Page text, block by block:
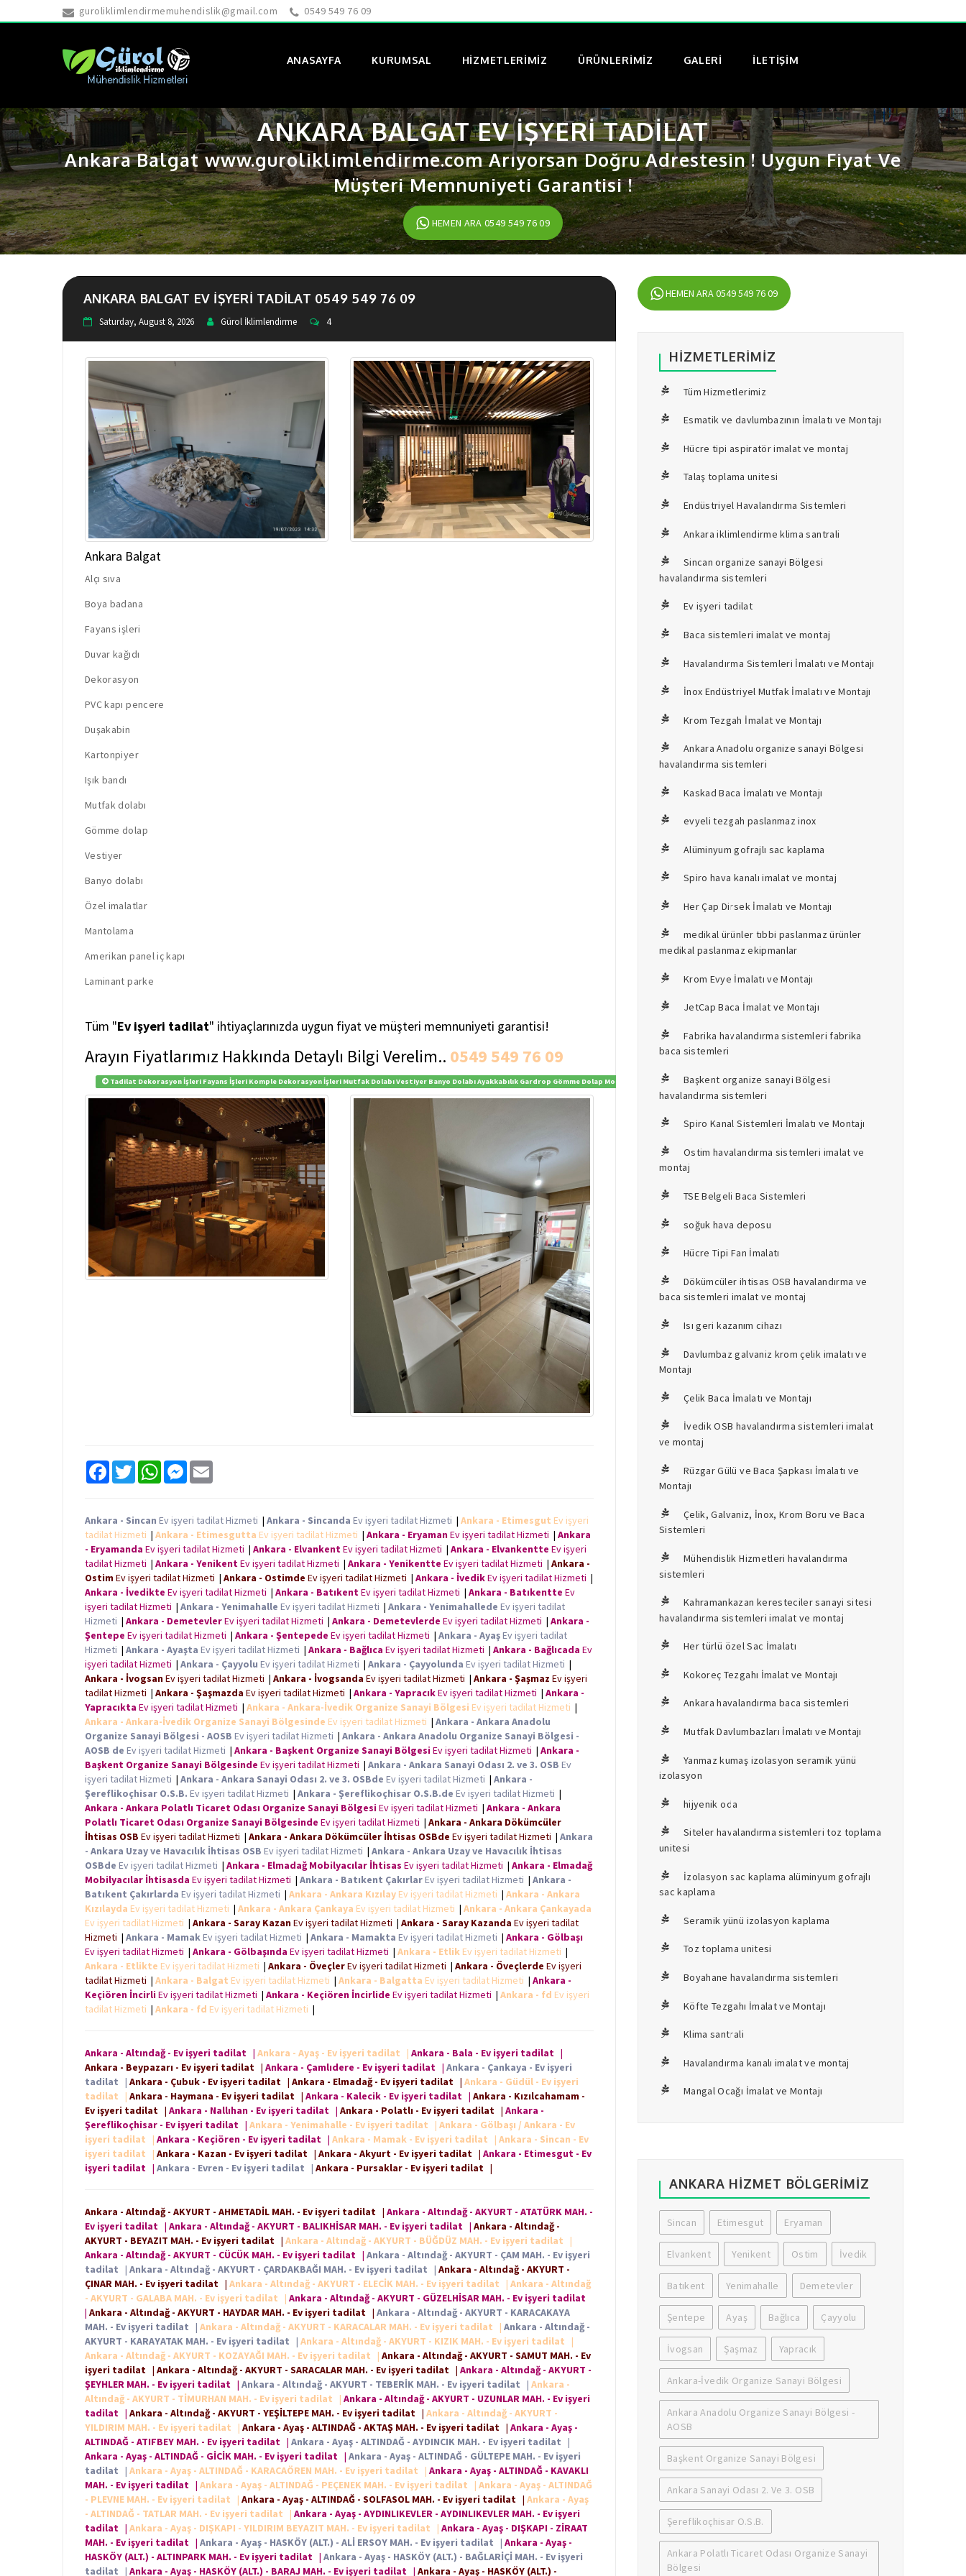
guroliklimlendirmemuhendislik@gmail.com 0549 549 76 09
ANASAYFA KURUMSAL HIZMETLERIMIZ ÜRÜNLERIMIZ GALERI İLETİŞİM
ANKARA BALGAT EV IŞYERI TADILAT
Ankara Balgat www.guroliklimlendirme.com Arıyorsan Doğru Adrestesin ! Uygun Fiyat Ve
Müşteri Memnuniyeti Garantisi !
HEMEN ARA 0549 549 76 09
ANKARA BALGAT EV IŞYERI TADILAT 0549 549 76 09
Saturday, August 8, 2026 Gürol İklimlendirme 4
Ankara Balgat
Alçı sıva
Boya badana
Fayans işleri
Duvar kağıdı
Dekorasyon
PVC kapı pencere
Duşakabin
Kartonpiyer
Işık bandı
Mutfak dolabı
Gömme dolap
Vestiyer
Banyo dolabı
Özel imalatlar
Mantolama
Amerikan panel iç kapı
Laminant parke
Tüm "Ev işyeri tadilat" ihtiyaçlarınızda uygun fiyat ve müşteri memnuniyeti garantisi!
Arayın Fiyatlarımız Hakkında Detaylı Bilgi Verelim.. 0549 549 76 09
Tadilat Dekorasyon İşleri Fayans İşleri Komple Dekorasyon İşleri Mutfak Dolabı Vestiyer Banyo Dolabı Ayakkabılık Gardrop Gömme Dolap Modelleri Laminant Parke Duşakabin Cam Balkon
F
o
o
k
T
w
e
r
W
A
p
p
M
n
g
e
Ankara - Sincan Ev işyeri tadilat Hizmeti | Ankara - Sincanda Ev işyeri tadilat Hizmeti | Ankara - Etimesgut Ev işyeri
tadilat Hizmeti | Ankara - Etimesgutta Ev işyeri tadilat Hizmeti | Ankara - EryamanEv işyeri tadilat Hizmeti | Ankara
- Eryamanda Ev işyeri tadilat Hizmeti | Ankara - ElvankentEv işyeri tadilat Hizmeti | Ankara - Elvankentte Ev işyeri
tadilat Hizmeti | Ankara - YenikentEv işyeri tadilat Hizmeti | Ankara - Yenikentte Ev işyeri tadilat Hizmeti | Ankara -
OstimEv işyeri tadilat Hizmeti | Ankara - Ostimde Ev işyeri tadilat Hizmeti | Ankara - İvedikEv işyeri tadilat Hizmeti |
Ankara - İvedikte Ev işyeri tadilat Hizmeti | Ankara - BatıkentEv işyeri tadilat Hizmeti | Ankara - Batıkentte Ev
işyeri tadilat Hizmeti | Ankara - Yenimahalle Ev işyeri tadilat Hizmeti | Ankara - Yenimahallede Ev işyeri tadilat
Hizmeti | Ankara - DemetevlerEv işyeri tadilat Hizmeti | Ankara - Demetevlerde Ev işyeri tadilat Hizmeti | Ankara -
Şentepe Ev işyeri tadilat Hizmeti | Ankara - Şentepede Ev işyeri tadilat Hizmeti | Ankara - AyaşEv işyeri tadilat
Hizmeti | Ankara - Ayaşta Ev işyeri tadilat Hizmeti | Ankara - Bağlıca Ev işyeri tadilat Hizmeti | Ankara - Bağlıcada Ev
işyeri tadilat Hizmeti | Ankara - Çayyolu Ev işyeri tadilat Hizmeti | Ankara - Çayyolunda Ev işyeri tadilat Hizmeti |
Ankara - İvogsanEv işyeri tadilat Hizmeti | Ankara - İvogsanda Ev işyeri tadilat Hizmeti | Ankara - Şaşmaz Ev işyeri
tadilat Hizmeti | Ankara - Şaşmazda Ev işyeri tadilat Hizmeti | Ankara - YapracıkEv işyeri tadilat Hizmeti | Ankara -
Yapracıkta Ev işyeri tadilat Hizmeti | Ankara - Ankara-İvedik Organize Sanayi Bölgesi Ev işyeri tadilat Hizmeti |
Ankara - Ankara-İvedik Organize Sanayi Bölgesinde Ev işyeri tadilat Hizmeti | Ankara - Ankara Anadolu
Organize Sanayi Bölgesi - AOSB Ev işyeri tadilat Hizmeti | Ankara - Ankara Anadolu Organize Sanayi Bölgesi -
AOSB de Ev işyeri tadilat Hizmeti | Ankara - Başkent Organize Sanayi BölgesiEv işyeri tadilat Hizmeti | Ankara -
Başkent Organize Sanayi Bölgesinde Ev işyeri tadilat Hizmeti | Ankara - Ankara Sanayi Odası 2. ve 3. OSB Ev
işyeri tadilat Hizmeti | Ankara - Ankara Sanayi Odası 2. ve 3. OSBde Ev işyeri tadilat Hizmeti | Ankara -
Şereflikoçhisar O.S.B. Ev işyeri tadilat Hizmeti | Ankara - Şereflikoçhisar O.S.B.de Ev işyeri tadilat Hizmeti |
Ankara - Ankara Polatlı Ticaret Odası Organize Sanayi BölgesiEv işyeri tadilat Hizmeti | Ankara - Ankara
Polatlı Ticaret Odası Organize Sanayi Bölgesinde Ev işyeri tadilat Hizmeti | Ankara - Ankara Dökümcüler
İhtisas OSB Ev işyeri tadilat Hizmeti | Ankara - Ankara Dökümcüler İhtisas OSBde Ev işyeri tadilat Hizmeti | Ankara
- Ankara Uzay ve Havacılık İhtisas OSB Ev işyeri tadilat Hizmeti | Ankara - Ankara Uzay ve Havacılık İhtisas
OSBde Ev işyeri tadilat Hizmeti | Ankara - Elmadağ Mobilyacılar İhtisas Ev işyeri tadilat Hizmeti | Ankara - Elmadağ
Mobilyacılar İhtisasda Ev işyeri tadilat Hizmeti | Ankara - Batıkent ÇakırlarEv işyeri tadilat Hizmeti | Ankara -
Batıkent Çakırlarda Ev işyeri tadilat Hizmeti | Ankara - Ankara Kızılay Ev işyeri tadilat Hizmeti | Ankara - Ankara
Kızılayda Ev işyeri tadilat Hizmeti | Ankara - Ankara Çankaya Ev işyeri tadilat Hizmeti | Ankara - Ankara Çankayada
Ev işyeri tadilat Hizmeti | Ankara - Saray KazanEv işyeri tadilat Hizmeti | Ankara - Saray Kazanda Ev işyeri tadilat
Hizmeti | Ankara - MamakEv işyeri tadilat Hizmeti | Ankara - Mamakta Ev işyeri tadilat Hizmeti | Ankara - Gölbaşı
Ev işyeri tadilat Hizmeti | Ankara - Gölbaşında Ev işyeri tadilat Hizmeti | Ankara - Etlik Ev işyeri tadilat Hizmeti |
Ankara - Etlikte Ev işyeri tadilat Hizmeti | Ankara - ÖveçlerEv işyeri tadilat Hizmeti | Ankara - Öveçlerde Ev işyeri
tadilat Hizmeti | Ankara - Balgat Ev işyeri tadilat Hizmeti | Ankara - Balgatta Ev işyeri tadilat Hizmeti | Ankara -
Keçiören İncirliEv işyeri tadilat Hizmeti | Ankara - Keçiören İncirlide Ev işyeri tadilat Hizmeti | Ankara - fd Ev işyeri
tadilat Hizmeti | Ankara - fd Ev işyeri tadilat Hizmeti |
Ankara - Altındağ - Ev işyeri tadilat | Ankara - Ayaş - Ev işyeri tadilat | Ankara - Bala - Ev işyeri tadilat |
Ankara - Beypazarı - Ev işyeri tadilat | Ankara - Çamlıdere - Ev işyeri tadilat | Ankara - Çankaya - Ev işyeri
tadilat | Ankara - Çubuk - Ev işyeri tadilat | Ankara - Elmadağ - Ev işyeri tadilat | Ankara - Güdül - Ev işyeri
tadilat | Ankara - Haymana - Ev işyeri tadilat | Ankara - Kalecik - Ev işyeri tadilat | Ankara - Kızılcahamam -
Ev işyeri tadilat | Ankara - Nallıhan - Ev işyeri tadilat | Ankara - Polatlı - Ev işyeri tadilat | Ankara -
Şereflikoçhisar - Ev işyeri tadilat | Ankara - Yenimahalle - Ev işyeri tadilat | Ankara - Gölbaşı / Ankara - Ev
işyeri tadilat | Ankara - Keçiören - Ev işyeri tadilat | Ankara - Mamak - Ev işyeri tadilat | Ankara - Sincan - Ev
işyeri tadilat | Ankara - Kazan - Ev işyeri tadilat | Ankara - Akyurt - Ev işyeri tadilat | Ankara - Etimesgut - Ev
işyeri tadilat | Ankara - Evren - Ev işyeri tadilat | Ankara - Pursaklar - Ev işyeri tadilat |
Ankara - Altındağ - AKYURT - AHMETADİL MAH. - Ev işyeri tadilat | Ankara - Altındağ - AKYURT - ATATÜRK MAH. -
Ev işyeri tadilat | Ankara - Altındağ - AKYURT - BALIKHİSAR MAH. - Ev işyeri tadilat | Ankara - Altındağ -
AKYURT - BEYAZIT MAH. - Ev işyeri tadilat | Ankara - Altındağ - AKYURT - BÜĞDÜZ MAH. - Ev işyeri tadilat
|
Ankara - Altındağ - AKYURT - CÜCÜK MAH. - Ev işyeri tadilat | Ankara - Altındağ - AKYURT - ÇAM MAH. - Ev işyeri
tadilat | Ankara - Altındağ - AKYURT - ÇARDAKBAĞI MAH. - Ev işyeri tadilat | Ankara - Altındağ - AKYURT -
ÇINAR MAH. - Ev işyeri tadilat | Ankara - Altındağ - AKYURT - ELECİK MAH. - Ev işyeri tadilat | Ankara - Altındağ
- AKYURT - GALABA MAH. - Ev işyeri tadilat
| Ankara - Altındağ - AKYURT - GÜZELHİSAR MAH. - Ev işyeri tadilat
| Ankara - Altındağ - AKYURT - HAYDAR MAH. - Ev işyeri tadilat | Ankara - Altındağ - AKYURT - KARACAKAYA
MAH. - Ev işyeri tadilat | Ankara - Altındağ - AKYURT - KARACALAR MAH. - Ev işyeri tadilat | Ankara - Altındağ -
AKYURT - KARAYATAK MAH. - Ev işyeri tadilat | Ankara - Altındağ - AKYURT - KIZIK MAH. - Ev işyeri tadilat
|
Ankara - Altındağ - AKYURT - KOZAYAĞI MAH. - Ev işyeri tadilat
| Ankara - Altındağ - AKYURT - SAMUT MAH. - Ev
işyeri tadilat | Ankara - Altındağ - AKYURT - SARACALAR MAH. - Ev işyeri tadilat | Ankara - Altındağ - AKYURT -
ŞEYHLER MAH. - Ev işyeri tadilat | Ankara - Altındağ - AKYURT - TEBERİK MAH. - Ev işyeri tadilat | Ankara -
Altındağ - AKYURT - TİMURHAN MAH. - Ev işyeri tadilat
| Ankara - Altındağ - AKYURT - UZUNLAR MAH. - Ev işyeri
tadilat | Ankara - Altındağ - AKYURT - YEŞİLTEPE MAH. - Ev işyeri tadilat | Ankara - Altındağ - AKYURT -
YILDIRIM MAH. - Ev işyeri tadilat
| Ankara - Ayaş - ALTINDAĞ - AKTAŞ MAH. - Ev işyeri tadilat | Ankara - Ayaş -
ALTINDAĞ - ATIFBEY MAH. - Ev işyeri tadilat | Ankara - Ayaş - ALTINDAĞ - AYDINCIK MAH. - Ev işyeri tadilat |
Ankara - Ayaş - ALTINDAĞ - GİCİK MAH. - Ev işyeri tadilat | Ankara - Ayaş - ALTINDAĞ - GÜLTEPE MAH. - Ev işyeri
tadilat | Ankara - Ayaş - ALTINDAĞ - KARACAÖREN MAH. - Ev işyeri tadilat | Ankara - Ayaş - ALTINDAĞ - KAVAKLI
MAH. - Ev işyeri tadilat | Ankara - Ayaş - ALTINDAĞ - PEÇENEK MAH. - Ev işyeri tadilat | Ankara - Ayaş - ALTINDAĞ
- PLEVNE MAH. - Ev işyeri tadilat
| Ankara - Ayaş - ALTINDAĞ - SOLFASOL MAH. - Ev işyeri tadilat | Ankara - Ayaş
- ALTINDAĞ - TATLAR MAH. - Ev işyeri tadilat
| Ankara - Ayaş - AYDINLIKEVLER - AYDINLIKEVLER MAH. - Ev işyeri
tadilat | Ankara - Ayaş - DIŞKAPI - YILDIRIM BEYAZIT MAH. - Ev işyeri tadilat | Ankara - Ayaş - DIŞKAPI - ZİRAAT
MAH. - Ev işyeri tadilat | Ankara - Ayaş - HASKÖY (ALT.) - ALİ ERSOY MAH. - Ev işyeri tadilat | Ankara - Ayaş -
HASKÖY (ALT.) - ALTINPARK MAH. - Ev işyeri tadilat | Ankara - Ayaş - HASKÖY (ALT.) - BAĞLARİÇİ MAH. - Ev işyeri
tadilat | Ankara - Ayaş - HASKÖY (ALT.) - BARAJ MAH. - Ev işyeri tadilat | Ankara - Ayaş - HASKÖY (ALT.) -
HEMEN ARA 0549 549 76 09
HIZMETLERIMIZ
Tüm Hizmetlerimiz
Esmatik ve davlumbazının İmalatı ve Montajı
Hücre tipi aspiratör imalat ve montaj
Talaş toplama unitesi
Endüstriyel Havalandırma Sistemleri
Ankara iklimlendirme klima santrali
Sincan organize sanayi Bölgesi
havalandırma sistemleri
Ev işyeri tadilat
Baca sistemleri imalat ve montaj
Havalandırma Sistemleri İmalatı ve Montajı
İnox Endüstriyel Mutfak İmalatı ve Montajı
Krom Tezgah İmalat ve Montajı
Ankara Anadolu organize sanayi Bölgesi
havalandırma sistemleri
Kaskad Baca İmalatı ve Montajı
evyeli tezgah paslanmaz inox
Alüminyum gofrajlı sac kaplama
Spiro hava kanalı imalat ve montaj
Her Çap Dirsek İmalatı ve Montajı
medikal ürünler tıbbi paslanmaz ürünler
medikal paslanmaz ekipmanlar
Krom Evye İmalatı ve Montajı
JetCap Baca İmalat ve Montajı
Fabrika havalandırma sistemleri fabrika
baca sistemleri
Başkent organize sanayi Bölgesi
havalandırma sistemleri
Spiro Kanal Sistemleri İmalatı ve Montajı
Ostim havalandırma sistemleri imalat ve
montaj
TSE Belgeli Baca Sistemleri
soğuk hava deposu
Hücre Tipi Fan İmalatı
Dökümcüler ihtisas OSB havalandırma ve
baca sistemleri imalat ve montaj
Isı geri kazanım cihazı
Davlumbaz galvaniz krom çelik imalatı ve
Montajı
Çelik Baca İmalatı ve Montajı
İvedik OSB havalandırma sistemleri imalat
ve montaj
Rüzgar Gülü ve Baca Şapkası İmalatı ve
Montajı
Çelik, Galvaniz, İnox, Krom Boru ve Baca
Sistemleri
Mühendislik Hizmetleri havalandırma
sistemleri
Kahramankazan keresteciler sanayi sitesi
havalandırma sistemleri imalat ve montaj
Her türlü özel Sac İmalatı
Kokoreç Tezgahı İmalat ve Montajı
Ankara havalandırma baca sistemleri
Mutfak Davlumbazları İmalatı ve Montajı
Yanmaz kumaş izolasyon seramik yünü
izolasyon
hijyenik oda
Siteler havalandırma sistemleri toz toplama
unitesi
İzolasyon sac kaplama alüminyum gofrajlı
sac kaplama
Seramik yünü izolasyon kaplama
Toz toplama unitesi
Boyahane havalandırma sistemleri
Köfte Tezgahı İmalat ve Montajı
Klima santrali
Havalandırma kanalı imalat ve montaj
Mangal Ocağı İmalat ve Montajı
ANKARA HIZMET BÖLGERIMIZ
Sincan Etimesgut Eryaman
Elvankent Yenikent Ostim İvedik
Batıkent Yenimahalle Demetevler
Şentepe Ayaş Bağlıca Çayyolu
İvogsan Şaşmaz Yapracık
Ankara-İvedik Organize Sanayi Bölgesi
Ankara Anadolu Organize Sanayi Bölgesi -
AOSB
Başkent Organize Sanayi Bölgesi
Ankara Sanayi Odası 2. Ve 3. OSB
Şereflikoçhisar O.S.B.
Ankara Polatlı Ticaret Odası Organize Sanayi
Bölgesi